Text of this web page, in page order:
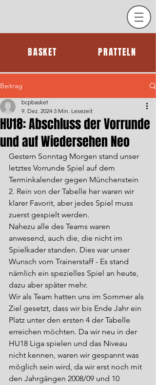
PRATTELN
BASKET
Beitrag
HU18: Abschluss der Vorrunde
und auf Wiedersehen Neo
bcpbasket
9. Dez. 2024 3 Min. Lesezeit
Gestern Sonntag Morgen stand unser
letztes Vorrunde Spiel auf dem
Terminkalender gegen Münchenstein
2. Rein von der Tabelle her waren wir
klarer Favorit, aber jedes Spiel muss
zuerst gespielt werden.
Nahezu alle des Teams waren
anwesend, auch die, die nicht im
Spielkader standen. Dies war unser
Wunsch vom Trainerstaff - Es stand
nämlich ein spezielles Spiel an heute,
dazu aber später mehr.
Wir als Team hatten uns im Sommer als
Ziel gesetzt, dass wir bis Ende Jahr ein
Platz unter den ersten 4 der Tabelle
erreichen möchten. Da wir neu in der
HU18 Liga spielen und das Niveau
nicht kennen, waren wir gespannt was
möglich sein wird, da wir erst noch mit
den Jahrgängen 2008/09 und 10